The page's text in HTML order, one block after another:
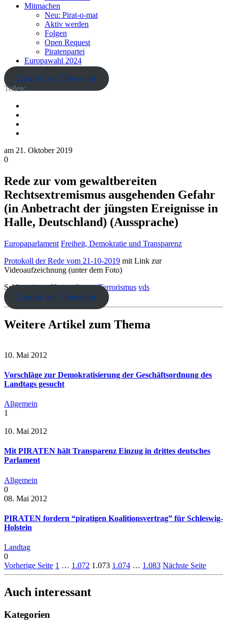
Mitmachen
Neu: Pirat-o-mat
Aktiv werden
Folgen
Open Request
Piratenpartei
Europawahl 2024
Zurück zur Übersicht
Teilen:
am 21. Oktober 2019
0
Rede zur vom gewaltbereiten
Rechtsextremismus ausgehenden Gefahr
(in Anbetracht der jüngsten Ereignisse in
Halle, Deutschland) (Aussprache)
Europaparlament Freiheit, Demokratie und Transparenz
Protokoll der Rede vom 21-10-2019 mit Link zur
Videoaufzeichnung (unter dem Foto)
Schlagwörter: Nationalismus Terrorismus vds
Zurück zur Übersicht
Weitere Artikel zum Thema
10. Mai 2012
Vorschläge zur Demokratisierung der Geschäftsordnung des
Landtags gesucht
Allgemein
1
10. Mai 2012
Mit PIRATEN hält Transparenz Einzug in drittes deutsches
Parlament
Allgemein
0
08. Mai 2012
PIRATEN fordern “piratigen Koalitionsvertrag” für Schleswig-
Holstein
Landtag
0
Vorherige Seite 1 … 1.072 1.073 1.074 … 1.083 Nächste Seite
Auch interessant
Kategorien